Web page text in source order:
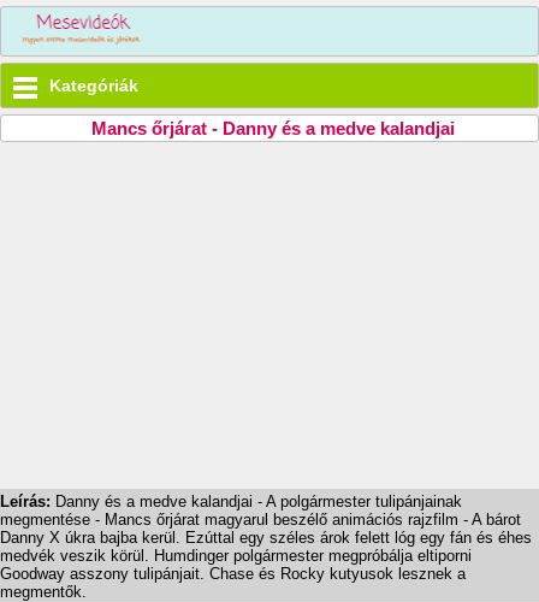
Kategóriák
Mancs őrjárat - Danny és a medve kalandjai
Leírás: Danny és a medve kalandjai - A polgármester tulipánjainak
megmentése - Mancs őrjárat magyarul beszélő animációs rajzfilm - A bárot
Danny X úkra bajba kerül. Ezúttal egy széles árok felett lóg egy fán és éhes
medvék veszik körül. Humdinger polgármester megpróbálja eltiporni
Goodway asszony tulipánjait. Chase és Rocky kutyusok lesznek a
megmentők.